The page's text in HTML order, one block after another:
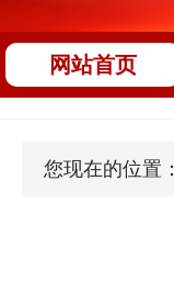
网站首页
您现在的位置：